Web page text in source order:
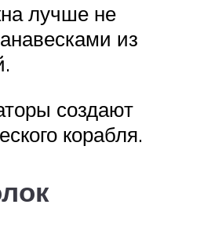
лучше не
из
создают
корабля.